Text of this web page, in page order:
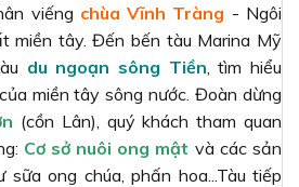
viếng chùa Vĩnh Tràng - Ngôi
miền tây. Đến bến tàu Marina Mỹ
du ngoạn sông Tiền , tìm hiểu
miền tây sông nước. Đoàn dừng
(cồn Lân), quý khách tham quan
Cơ sở nuôi ong mật và các sản
ong chúa, phấn hoa...Tàu tiếp